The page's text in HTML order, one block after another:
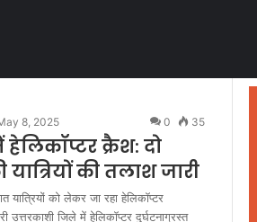
8, 2025 0 35
हेलिकॉप्टर क्रैश: दो
की तलाश जारी
यात्रियों को लेकर जा रहा हेलिकॉप्टर
उत्तरकाशी जिले में हेलिकॉप्टर दुर्घटनाग्रस्त